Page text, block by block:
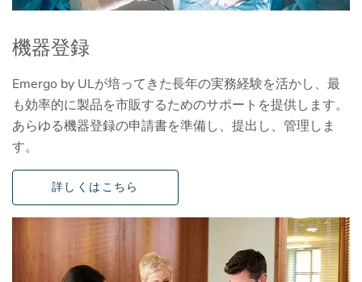
機器登録
Emergo by ULが培ってきた長年の実務経験を活かし、最
も効率的に製品を市販するためのサポートを提供します。
あらゆる機器登録の申請書を準備し、提出し、管理しま
す。
詳しくはこちら